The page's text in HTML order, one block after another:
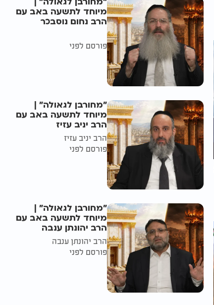
מיוחד לתשעה באב עם
הרב נחום נוסבכר
פורסם לפני
"מחורבן לגאולה" |
מיוחד לתשעה באב עם
הרב יניב עזיז
הרב יניב עזיז
פורסם לפני
"מחורבן לגאולה" |
מיוחד לתשעה באב עם
הרב יהונתן ענבה
הרב יהונתן ענבה
פורסם לפני